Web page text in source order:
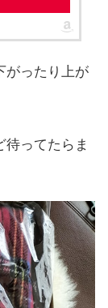
がったり上が
待ってたらま